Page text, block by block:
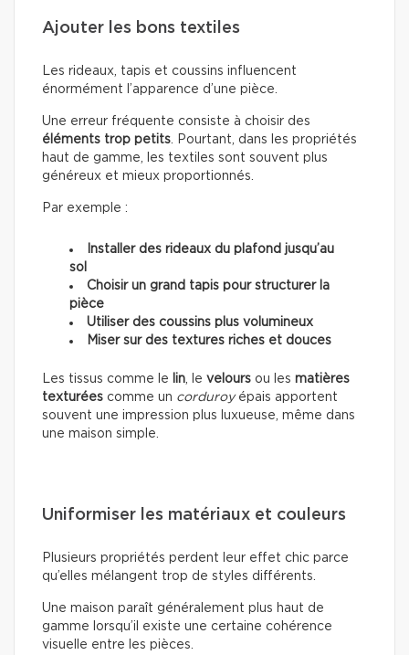
Ajouter les bons textiles
Les rideaux, tapis et coussins influencent
énormément l’apparence d’une pièce.
Une erreur fréquente consiste à choisir des
éléments trop petits. Pourtant, dans les propriétés
haut de gamme, les textiles sont souvent plus
généreux et mieux proportionnés.
Par exemple :
Installer des rideaux du plafond jusqu’au
sol
Choisir un grand tapis pour structurer la
pièce
Utiliser des coussins plus volumineux
Miser sur des textures riches et douces
Les tissus comme le lin, le velours ou les matières
texturées comme un corduroyépais apportent
souvent une impression plus luxueuse, même dans
une maison simple.
Uniformiser les matériaux et couleurs
Plusieurs propriétés perdent leur effet chic parce
qu’elles mélangent trop de styles différents.
Une maison paraît généralement plus haut de
gamme lorsqu’il existe une certaine cohérence
visuelle entre les pièces.